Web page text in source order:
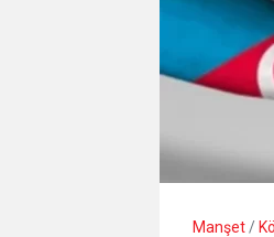
Manşet /